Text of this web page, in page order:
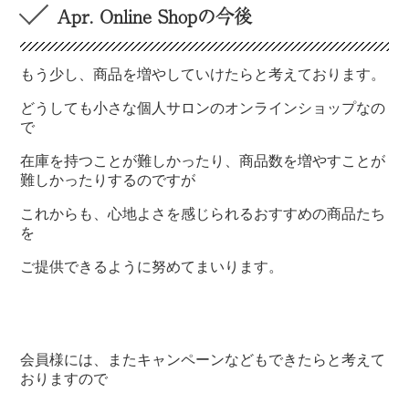
Apr. Online Shopの今後
もう少し、商品を増やしていけたらと考えております。
どうしても小さな個人サロンのオンラインショップなの
で
在庫を持つことが難しかったり、商品数を増やすことが
難しかったりするのですが
これからも、心地よさを感じられるおすすめの商品たち
を
ご提供できるように努めてまいります。
会員様には、またキャンペーンなどもできたらと考えて
おりますので